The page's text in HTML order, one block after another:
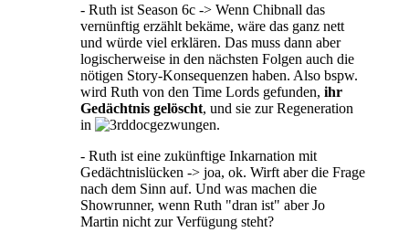
- Ruth ist Season 6c -> Wenn Chibnall das
vernünftig erzählt bekäme, wäre das ganz nett
und würde viel erklären. Das muss dann aber
logischerweise in den nächsten Folgen auch die
nötigen Story-Konsequenzen haben. Also bspw.
wird Ruth von den Time Lords gefunden, ihr
Gedächtnis gelöscht, und sie zur Regeneration
in
gezwungen.
- Ruth ist eine zukünftige Inkarnation mit
Gedächtnislücken -> joa, ok. Wirft aber die Frage
nach dem Sinn auf. Und was machen die
Showrunner, wenn Ruth "dran ist" aber Jo
Martin nicht zur Verfügung steht?